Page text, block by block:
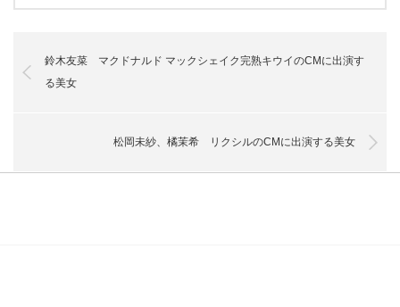
鈴木友菜 マクドナルド マックシェイク完熟キウイのCMに出演す
る美女
松岡未紗、橘茉希 リクシルのCMに出演する美女